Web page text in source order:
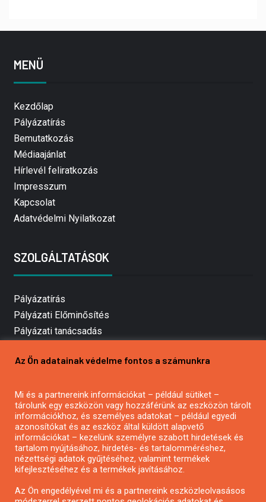
MENÜ
Kezdőlap
Pályázatírás
Bemutatkozás
Médiaajánlat
Hírlevél feliratkozás
Impresszum
Kapcsolat
Adatvédelmi Nyilatkozat
SZOLGÁLTATÁSOK
Pályázatírás
Pályázati Előminősítés
Pályázati tanácsadás
Mezőgazdasági pályázatírás
Pályázatírás civil szervezeteknek
Pályázatírás önkormányzatoknak
Pályázatfigyelés
Specifikus pályázatfigyelés vagy hírlevél
Az Ön adatainak védelme fontos a számunkra
Mi és a partnereink információkat – például sütiket –
tárolunk egy eszközön vagy hozzáférünk az eszközön tárolt
információkhoz, és személyes adatokat – például egyedi
azonosítókat és az eszköz által küldött alapvető
információkat – kezelünk személyre szabott hirdetések és
tartalom nyújtásához, hirdetés- és tartalomméréshez,
nézettségi adatok gyűjtéséhez, valamint termékek
kifejlesztéséhez és a termékek javításához.
Az Ön engedélyével mi és a partnereink eszközleolvasásos